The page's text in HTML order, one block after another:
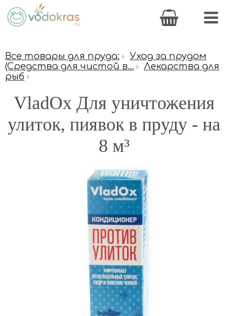
Все товары для пруда:
Уход за прудом
(Средства для чистой в...
Лекарства для
рыб
VladOx Для уничтожения
улиток, пиявок в пруду - на
8 м³